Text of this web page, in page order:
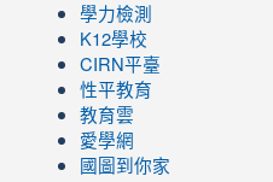
學力檢測
K12學校
CIRN平臺
性平教育
教育雲
愛學網
國圖到你家